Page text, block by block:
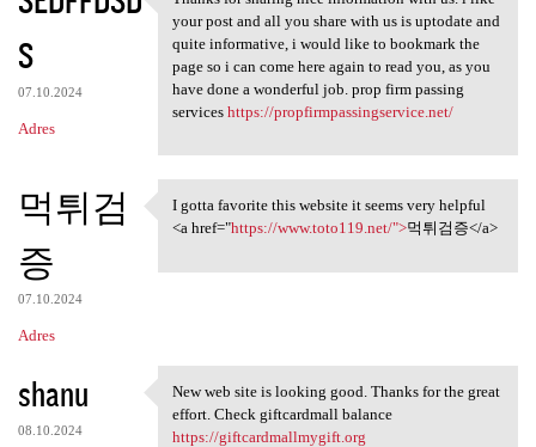
S
07.10.2024
Adres
Thanks for sharing nice
your post and all you share with us is uptodate and
quite informative, i would like to bookmark the
page so i can come here again to read you, as you
have done a wonderful job. prop firm passing
services https://propfirmpassingservice.net/
먹튀검
증
07.10.2024
Adres
I gotta favorite this website
I gotta favorite this website it seems very helpful
<a href="https://www.toto119.net/">먹튀검증</a>
shanu
08.10.2024
New web site is looking good.
New web site is looking good. Thanks for the great
effort. Check giftcardmall balance
https://giftcardmallmygift.org